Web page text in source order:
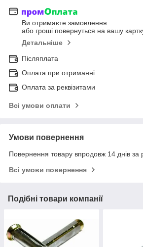
Ви отримаєте замовлення
або гроші повернуться на вашу
Детальніше
Післяплата
Оплата при отриманні
Оплата за реквізитами
Всі умови оплати
Умови повернення
Повернення товару впродовж 14 днів за
Всі умови повернення
Подібні товари компанії